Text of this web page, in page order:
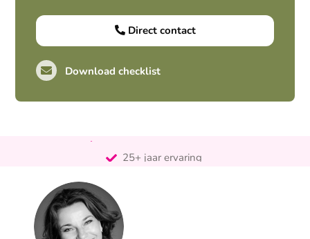
Direct contact
Download checklist
25+ jaar ervaring